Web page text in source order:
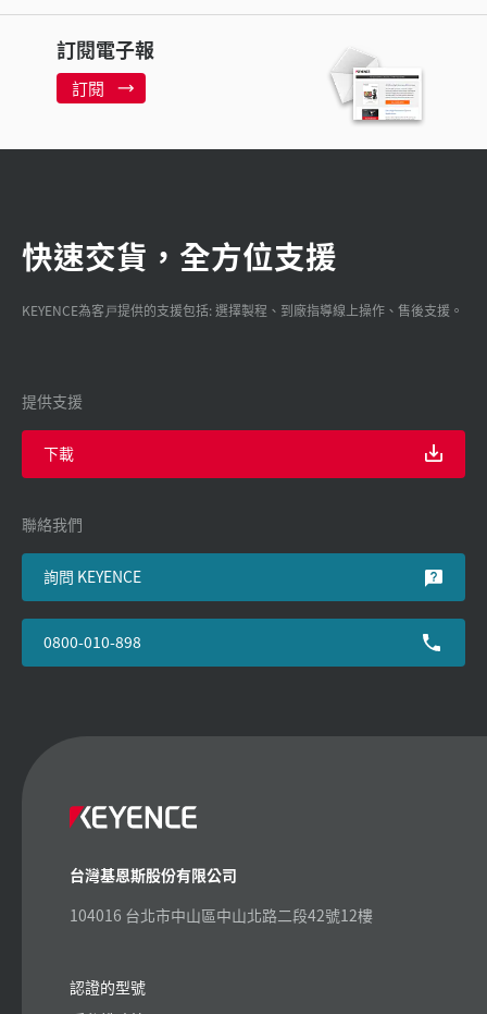
訂閱電子報
訂閱
快速交貨，全方位支援
KEYENCE為客戸提供的支援包括: 選擇製程、到廠指導線上操作、售後支援。
提供支援
下載
聯絡我們
詢問 KEYENCE
0800-010-898
台灣基恩斯股份有限公司
104016 台北市中山區中山北路二段42號12樓
認證的型號